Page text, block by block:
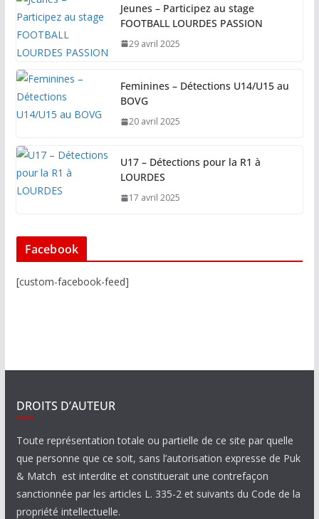
Jeunes – Participez au stage
FOOTBALL LOURDES PASSION
29 avril 2025
Feminines – Détections U14/U15 au
BOVG
20 avril 2025
U17 – Détections pour la R1 à
LOURDES
17 avril 2025
Facebook
[custom-facebook-feed]
DROITS D’AUTEUR
Toute représentation totale ou partielle de ce site par quelle
que personne que ce soit, sans l’autorisation expresse de Puk
& Match est interdite et constituerait une contrefaçon
sanctionnée par les articles L. 335-2 et suivants du Code de la
propriété intellectuelle.